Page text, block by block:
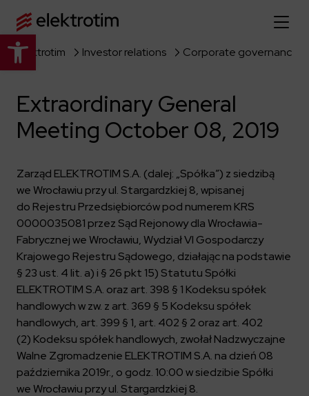
Open toolbar
Home page
About us
More about us
About the company
Strategy
Company authorities
Our history
Capital group
Our projects
Company documents
Certificates
Compliance
Explore the full offer
Industry
Power grid
Public utility infrastructure
Defense departments
Traction infrastructure
Safety Management Platform Aquila
Energy storage facilities
News
Investor relations
Learn more
Reports
Key dates
Corporate governance
Investor materials
ELEKTROTIM on the WSE
Investor contact
Jobs
Learn more
Get to know us better
Recruitment guide
Why is it worth it?
Internships
Contractors
Discover the opportunities to collaborate with us
Partner program
Form for suppliers
ESG
Learn more
Media
Elektrotim Investor relations Corporate governance
Extraordinary General
Meeting October 08, 2019
Zarząd ELEKTROTIM S.A. (dalej: „Spółka”) z siedzibą
we Wrocławiu przy ul. Stargardzkiej 8, wpisanej
do Rejestru Przedsiębiorców pod numerem KRS
0000035081 przez Sąd Rejonowy dla Wrocławia-
Fabrycznej we Wrocławiu, Wydział VI Gospodarczy
Krajowego Rejestru Sądowego, działając na podstawie
§ 23 ust. 4 lit. a) i § 26 pkt 15) Statutu Spółki
ELEKTROTIM S.A. oraz art. 398 § 1 Kodeksu spółek
handlowych w zw. z art. 369 § 5 Kodeksu spółek
handlowych, art. 399 § 1, art. 402 § 2 oraz art. 402
(2) Kodeksu spółek handlowych, zwołał Nadzwyczajne
Walne Zgromadzenie ELEKTROTIM S.A. na dzień 08
października 2019r., o godz. 10:00w siedzibie Spółki
we Wrocławiu przy ul. Stargardzkiej 8.